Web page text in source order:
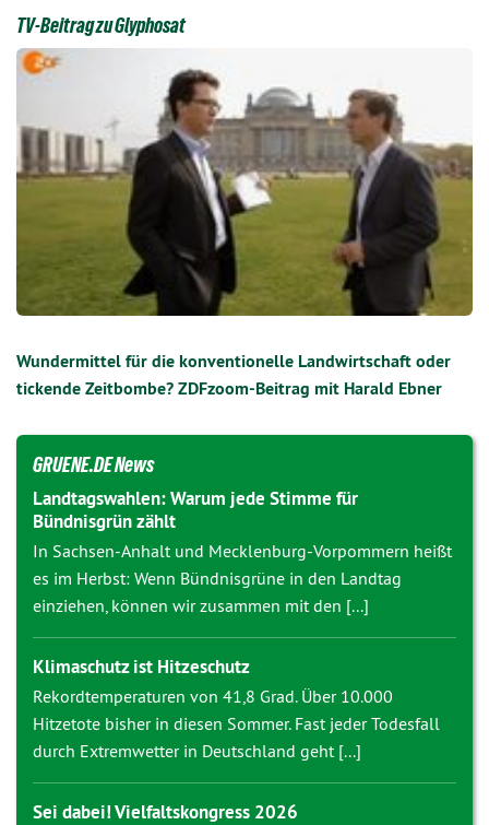
TV-Beitrag zu Glyphosat
Wundermittel für die konventionelle Landwirtschaft oder
tickende Zeitbombe? ZDFzoom-Beitrag mit Harald Ebner
GRUENE.DE News
Landtagswahlen: Warum jede Stimme für
Bündnisgrün zählt
In Sachsen-Anhalt und Mecklenburg-Vorpommern heißt
es im Herbst: Wenn Bündnisgrüne in den Landtag
einziehen, können wir zusammen mit den [...]
Klimaschutz ist Hitzeschutz
Rekordtemperaturen von 41,8 Grad. Über 10.000
Hitzetote bisher in diesen Sommer. Fast jeder Todesfall
durch Extremwetter in Deutschland geht [...]
Sei dabei! Vielfaltskongress 2026